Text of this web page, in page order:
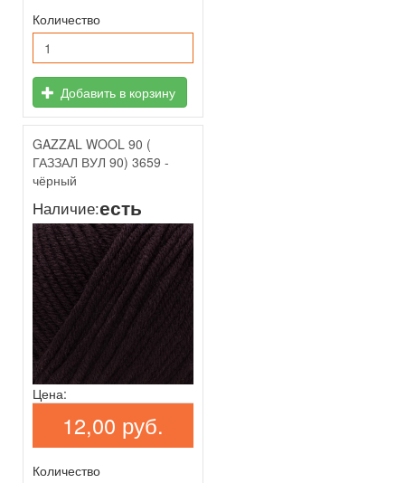
Количество
Добавить в корзину
GAZZAL WOOL 90 (
ГАЗЗАЛ ВУЛ 90) 3659 -
чёрный
Наличие:есть
Цена:
12,00 руб.
Количество